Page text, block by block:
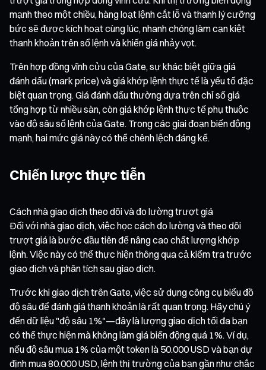
mạnh theo một chiều, hàng loạt lệnh cắt lỗ và thanh lý cưỡng
bức sẽ được kích hoạt cùng lúc, nhanh chóng làm cạn kiệt
thanh khoản trên sổ lệnh và khiến giá nhảy vọt.
Trên hợp đồng vĩnh cửu của Gate, sự khác biệt giữa giá
đánh dấu (mark price) và giá khớp lệnh thực tế là yếu tố đặc
biệt quan trọng. Giá đánh dấu thường dựa trên chỉ số giá
tổng hợp từ nhiều sàn, còn giá khớp lệnh thực tế phụ thuộc
vào độ sâu sổ lệnh của Gate. Trong các giai đoạn biến động
mạnh, hai mức giá này có thể chênh lệch đáng kể.
Chiến lược thực tiễn
Cách nhà giao dịch theo dõi và đo lường trượt giá
Đối với nhà giao dịch, việc học cách đo lường và theo dõi
trượt giá là bước đầu tiên để nâng cao chất lượng khớp
lệnh. Việc này có thể thực hiện thông qua cả kiểm tra trước
giao dịch và phân tích sau giao dịch.
Trước khi giao dịch trên Gate, việc sử dụng công cụ biểu đồ
độ sâu để đánh giá thanh khoản là rất quan trọng. Hãy chú ý
đến dữ liệu "độ sâu 1%"—đây là lượng giao dịch tối đa bạn
có thể thực hiện mà không làm giá biến động quá 1%. Ví dụ,
nếu độ sâu mua 1% của một token là 50.000 USD và bạn dự
định mua 80.000 USD, lệnh thị trường của bạn gần như chắc